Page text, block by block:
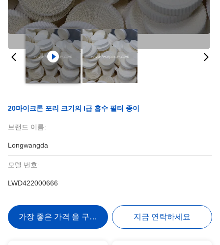
20마이크론 포리 크기의 I급 흡수 필터 종이
브랜드 이름:
Longwangda
모델 번호:
LWD422000666
가장 좋은 가격 을 구하라 지금 연락하세요